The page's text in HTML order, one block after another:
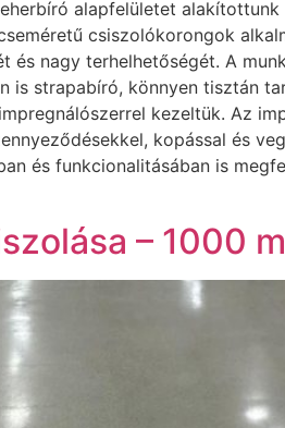
alapfelületet
csiszolókorongok
és nagy terhelhetőségét. A
is strapabíró, könnyen tisztán
kezeltük. Az
kopással és
és funkcionalitásában is
– 1000